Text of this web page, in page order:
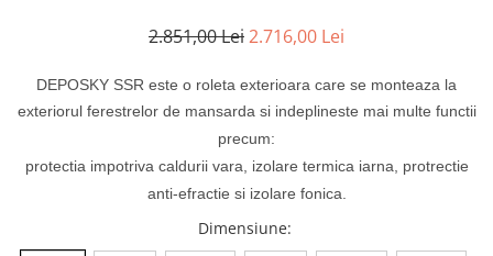
2.851,00 Lei2.716,00 Lei
DEPOSKY SSR este o roleta exterioara care se monteaza la
exteriorul ferestrelor de mansarda si indeplineste mai multe functii
precum:
protectia impotriva caldurii vara, izolare termica iarna, protrectie
anti-efractie si izolare fonica.
Dimensiune: